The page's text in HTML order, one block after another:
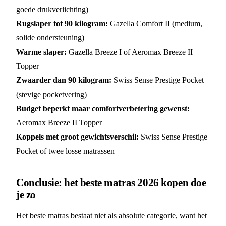
goede drukverlichting)
Rugslaper tot 90 kilogram: Gazella Comfort II (medium,
solide ondersteuning)
Warme slaper: Gazella Breeze I of Aeromax Breeze II
Topper
Zwaarder dan 90 kilogram: Swiss Sense Prestige Pocket
(stevige pocketvering)
Budget beperkt maar comfortverbetering gewenst:
Aeromax Breeze II Topper
Koppels met groot gewichtsverschil: Swiss Sense Prestige
Pocket of twee losse matrassen
Conclusie: het beste matras 2026 kopen doe
je zo
Het beste matras bestaat niet als absolute categorie, want het